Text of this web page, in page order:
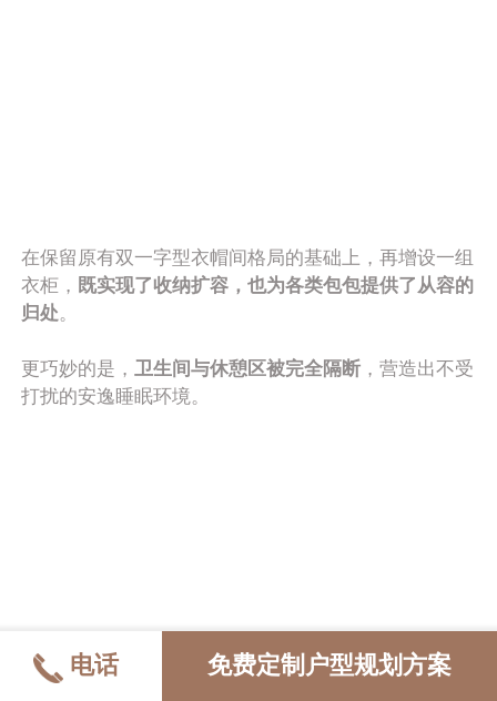
在保留原有双一字型衣帽间格局的基础上，再增设一组
衣柜， 既实现了收纳扩容，也为各类包包提供了从容的
归处。
更巧妙的是， 卫生间与休憩区被完全隔断 ，营造出不受
打扰的安逸睡眠环境。
电话 免费定制户型规划方案